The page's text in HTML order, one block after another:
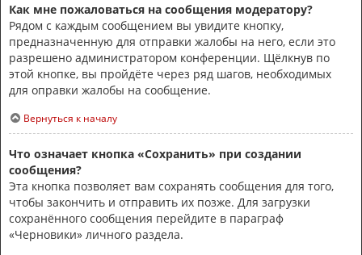
Как мне пожаловаться на сообщения модератору?
Рядом с каждым сообщением вы увидите кнопку,
предназначенную для отправки жалобы на него, если это
разрешено администратором конференции. Щёлкнув по
этой кнопке, вы пройдёте через ряд шагов, необходимых
для оправки жалобы на сообщение.
Вернуться к началу
Что означает кнопка «Сохранить» при создании
сообщения?
Эта кнопка позволяет вам сохранять сообщения для того,
чтобы закончить и отправить их позже. Для загрузки
сохранённого сообщения перейдите в параграф
«Черновики» личного раздела.